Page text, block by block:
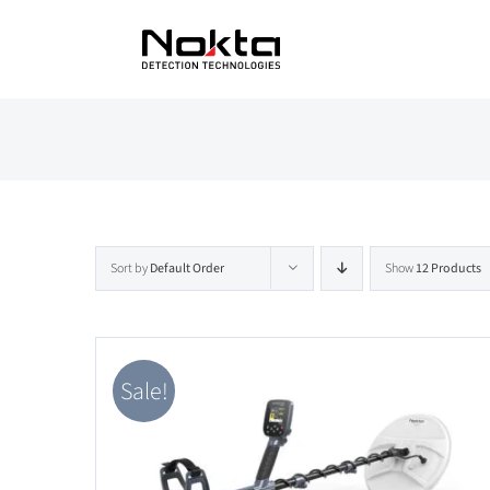
Sort byDefault Order Show12 Products
Sale!